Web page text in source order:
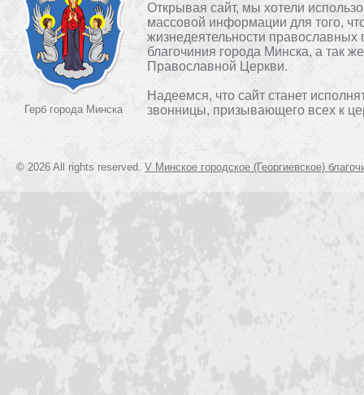
Герб города Минска
Открывая сайт, мы хотели
массовой информации для того,
жизнедеятельности православных
благочиния города Минска, а так
Православной Церкви.
Надеемся, что сайт станет
звонницы, призывающего всех к
© 2026 All rights reserved. V Минское городское (Георгиевское)